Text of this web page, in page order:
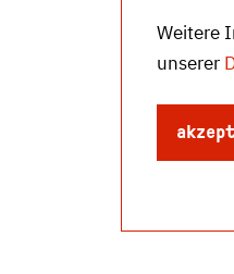
Weitere
unserer